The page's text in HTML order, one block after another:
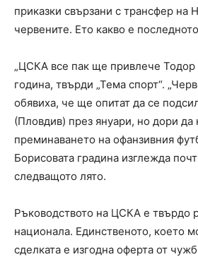
приказки свързани с трансфер на
червените. Ето какво е
„ЦСКА все пак ще привлече
година, твърди „Тема спорт“.
обявиха, че ще опитат да се
(Пловдив) през януари, но дори да
преминаването на офанзивния
Борисовата градина изглежда
следващото лято.
Ръководството на ЦСКА е твърдо
национала. Единственото, което
сделката е изгодна оферта от